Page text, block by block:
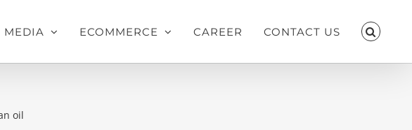
MEDIA ECOMMERCE CAREER CONTACT US
oil